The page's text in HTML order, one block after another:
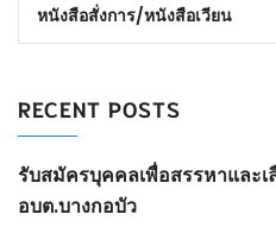
หนังสือสั่งการ/หนังสือเวียน
RECENT POSTS
รับสมัครบุคคลเพื่อสรรหาและ
อบต.บางกอบัว